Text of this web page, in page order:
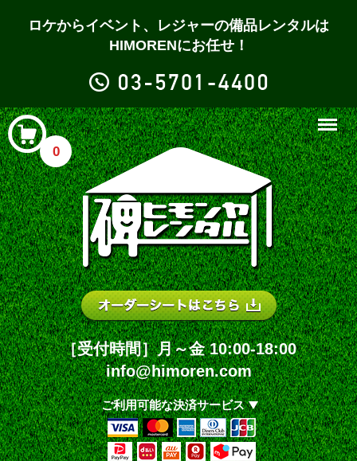
ロケからイベント、レジャーの備品レンタルは
HIMORENにお任せ！
0
ご利用可能な決済サービス
［受付時間］月～金 10:00-18:00
info@himoren.com
Menu